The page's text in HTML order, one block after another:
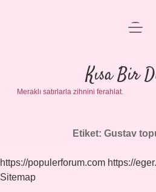
Anasayfa
Gizlilik
Yasal Uyarı
Kısa Bir
Meraklı satırlarla zihnini ferahlat.
Etiket: Gustav
https://populerforum.com https://
Sitemap